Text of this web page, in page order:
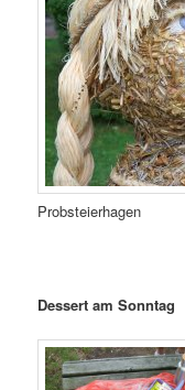
Probsteierhagen
Dessert am Sonntag